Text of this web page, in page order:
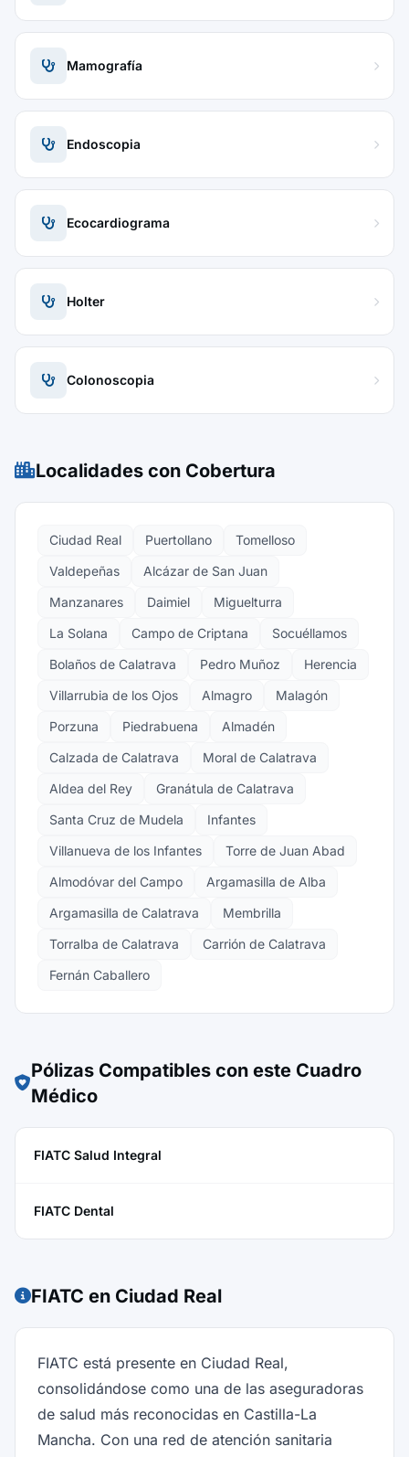
Mamografía
Endoscopia
Ecocardiograma
Holter
Colonoscopia
Localidades con Cobertura
Ciudad Real Puertollano
Tomelloso
Valdepeñas
Alcázar de San Juan
Manzanares
Daimiel
Miguelturra
La Solana
Campo de Criptana
Socuéllamos
Bolaños de Calatrava
Pedro Muñoz
Herencia
Villarrubia de los Ojos
Almagro
Malagón
Porzuna
Piedrabuena
Almadén
Calzada de Calatrava
Moral de Calatrava
Aldea del Rey
Granátula de Calatrava
Santa Cruz de Mudela
Infantes
Villanueva de los Infantes
Torre de Juan Abad
Almodóvar del Campo
Argamasilla de Alba
Argamasilla de Calatrava
Membrilla
Torralba de Calatrava
Carrión de Calatrava
Fernán Caballero
Pólizas Compatibles con este Cuadro
Médico
FIATC Salud Integral
FIATC Dental
FIATC en Ciudad Real
FIATC está presente en Ciudad Real,
consolidándose como una de las aseguradoras
de salud más reconocidas en Castilla-La
Mancha. Con una red de atención sanitaria